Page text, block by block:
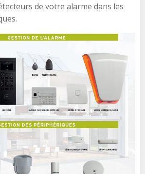
de votre alarme dans les